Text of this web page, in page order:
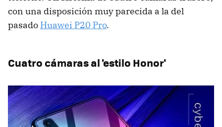
con una disposición muy parecida a la del
pasado Huawei P20 Pro.
Cuatro cámaras al 'estilo Honor'